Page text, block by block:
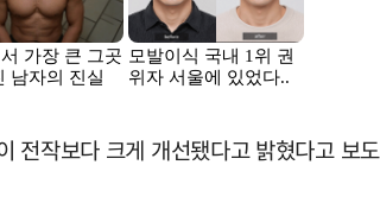
전작보다 크게 개선됐다고 밝혔다고 보